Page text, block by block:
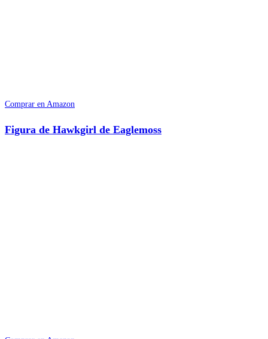
Comprar en Amazon
Figura de Hawkgirl de Eaglemoss